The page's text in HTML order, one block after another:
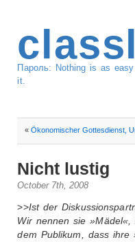
Пароль: Nothing is as
it.
«Ökonomischer Gottesdienst,
Nicht lustig
October 7th, 2008
>>Ist der
Wir nennen sie
dem Publikum, dass ihre